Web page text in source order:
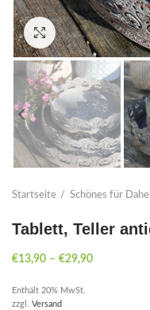
Click to enlarge
Startseite Schönes für
Tablett, Teller
€13,90 – €29,90
Enthält 20% MwSt.
zzgl. Versand